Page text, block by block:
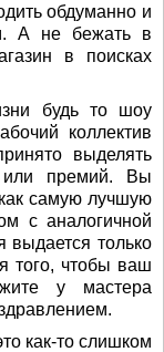
обдуманно и
А не бежать в
в поисках
будь то шоу
коллектив
выделять
премий. Вы
самую лучшую
с аналогичной
выдается только
того, чтобы ваш
у мастера
как-то слишком